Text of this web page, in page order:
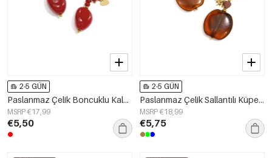
2-5 GÜN
Paslanmaz Çelik Boncuklu Kalp Şeklinde Küpe, Sade Günlük Seri, Kadın Takıları
MSRP €17,99
€5,50
2-5 GÜN
Paslanmaz Çelik Sallantılı Küpe Çiçek Desenli Sade Günlük Şık Seri Kadın Takıları
MSRP €18,99
€5,75